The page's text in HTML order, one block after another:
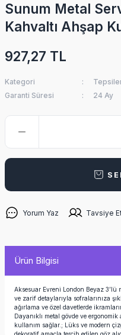
Sunum Metal
Kahvaltı Ahşap
927,27 TL
Kategori
Garanti Süresi
24 Ay
Yorum Yaz Tavsiye
Ürün Bilgisi
Aksesuar Evreni London Beyaz 3’lü
ve zarif detaylarıyla sofralarınıza
ağırlama ve özel davetlerde
Dayanıklı metal gövde ve
kullanım sağlar.; Lüks ve modern